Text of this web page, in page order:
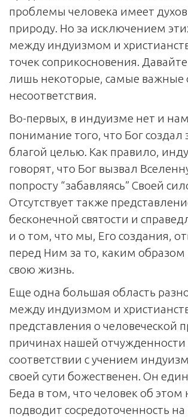
проблемы человека имеет
природу. Но за исключением
между индуизмом и
точек соприкосновения.
лишь некоторые, самые важные
несоответствия.
Во-первых, в индуизме нет и
понимание того, что Бог создал
благой целью. Как правило,
говорят, что Бог вызвал
попросту “забавляясь” Своей
Отсутствует также
бесконечной святости и
и о том, что мы, Его создания,
перед Ним за то, каким
свою жизнь.
Еще одна большая область
между индуизмом и
представления о человеческой
причинах нашей отчужденности
соответствии с учением
своей сути божественен. Он
Беда в том, что человек об этом
подводит сосредоточенность